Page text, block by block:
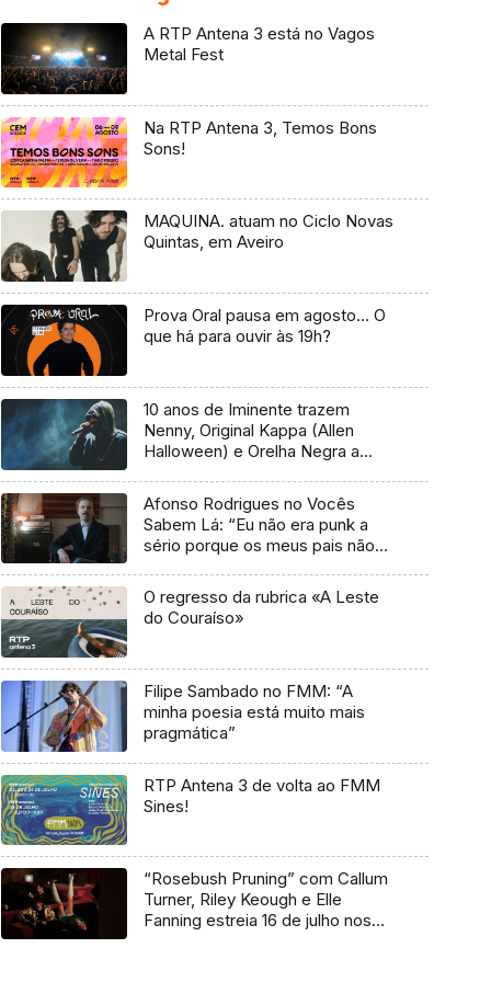
A RTP Antena 3 está no Vagos
Metal Fest
Na RTP Antena 3, Temos Bons
Sons!
MAQUINA. atuam no Ciclo Novas
Quintas, em Aveiro
Prova Oral pausa em agosto… O
que há para ouvir às 19h?
10 anos de Iminente trazem
Nenny, Original Kappa (Allen
Halloween) e Orelha Negra a
Afonso Rodrigues no Vocês
Sabem Lá: “Eu não era punk a
sério porque os meus pais não
O regresso da rubrica «A Leste
do Couraíso»
Filipe Sambado no FMM: “A
minha poesia está muito mais
pragmática”
RTP Antena 3 de volta ao FMM
Sines!
“Rosebush Pruning” com Callum
Turner, Riley Keough e Elle
Fanning estreia 16 de julho nos